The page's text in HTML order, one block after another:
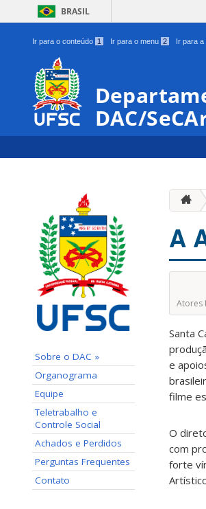
BRASIL
Ir para o conteúdo 1 Ir para o menu 2 Ir para a
DAC/
Sobre o DAC »
Organograma
Equipe
Teletrabalho e
Controle Social
Achados e Perdidos
Perguntas Frequentes
Contato
A
Atores
Santa
e
filme
O
com
forte